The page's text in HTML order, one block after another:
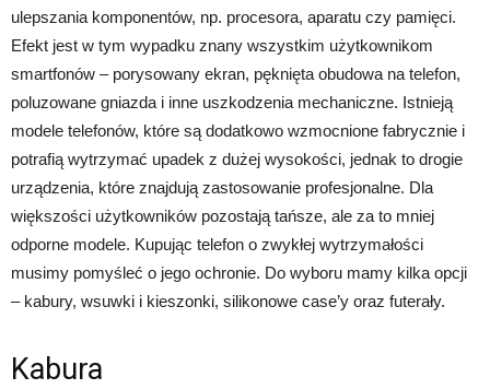
ulepszania komponentów, np. procesora, aparatu czy pamięci.
Efekt jest w tym wypadku znany wszystkim użytkownikom
smartfonów – porysowany ekran, pęknięta obudowa na telefon,
poluzowane gniazda i inne uszkodzenia mechaniczne. Istnieją
modele telefonów, które są dodatkowo wzmocnione fabrycznie i
potrafią wytrzymać upadek z dużej wysokości, jednak to drogie
urządzenia, które znajdują zastosowanie profesjonalne. Dla
większości użytkowników pozostają tańsze, ale za to mniej
odporne modele. Kupując telefon o zwykłej wytrzymałości
musimy pomyśleć o jego ochronie. Do wyboru mamy kilka opcji
– kabury, wsuwki i kieszonki, silikonowe case’y oraz futerały.
Kabura